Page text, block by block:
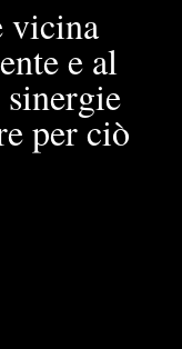
vicina
e al
per ciò